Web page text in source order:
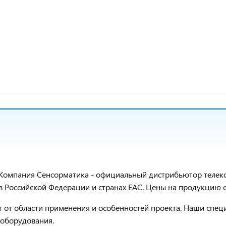
Сенсорматика - официальный дистрибьютор
Российской Федерации и странах ЕAС. Цены на продукцию
от области применения и особенностей проекта. Наши